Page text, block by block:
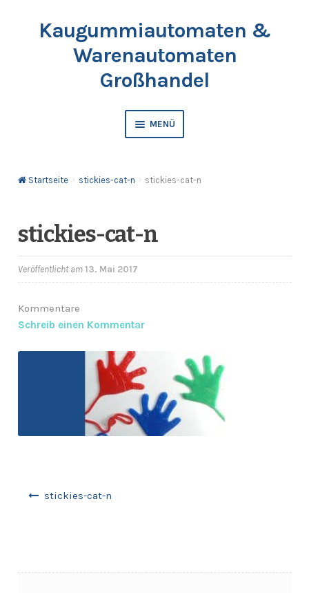
SpringeKaugummiautomaten &
Warenautomaten
Großhandel
MENÜ
Bälle & Springbälle
Kapselfüllware
Anfragen-Korb
Startseite stickies-cat-n stickies-cat-n
stickies-cat-n
Veröffentlicht am 13. Mai 2017
Kommentare
Schreib einen Kommentar
stickies-cat-n